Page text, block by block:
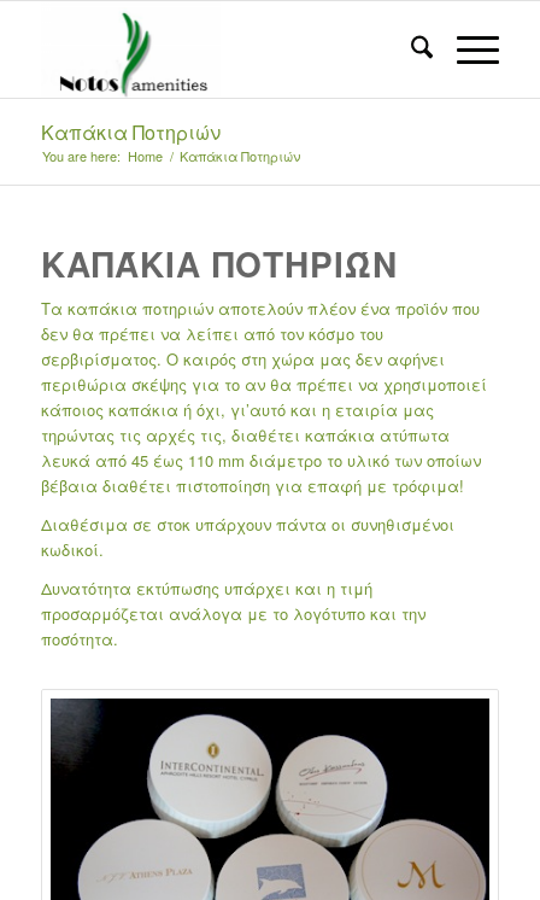
Καπάκια Ποτηριών
You are here: Home / Καπάκια Ποτηριών
ΚΑΠΆΚΙΑ ΠΟΤΗΡΙΏΝ
Τα καπάκια ποτηριών αποτελούν πλέον ένα προϊόν που
δεν θα πρέπει να λείπει από τον κόσμο του
σερβιρίσματος. Ο καιρός στη χώρα μας δεν αφήνει
περιθώρια σκέψης για το αν θα πρέπει να χρησιμοποιεί
κάποιος καπάκια ή όχι, γι’αυτό και η εταιρία μας
τηρώντας τις αρχές τις, διαθέτει καπάκια ατύπωτα
λευκά από 45 έως 110 mm διάμετρο το υλικό των οποίων
βέβαια διαθέτει πιστοποίηση για επαφή με τρόφιμα!
Διαθέσιμα σε στοκ υπάρχουν πάντα οι συνηθισμένοι
κωδικοί.
Δυνατότητα εκτύπωσης υπάρχει και η τιμή
προσαρμόζεται ανάλογα με το λογότυπο και την
ποσότητα.